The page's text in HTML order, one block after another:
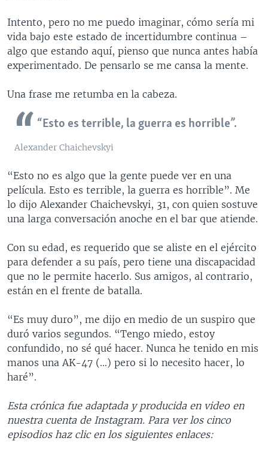
Intento, pero no me puedo imaginar, cómo sería mi
vida bajo este estado de incertidumbre continua –
algo que estando aquí, pienso que nunca antes había
experimentado. De pensarlo se me cansa la mente.
Una frase me retumba en la cabeza.
“Esto es terrible, la guerra es horrible”.
Alexander Chaichevskyi
“Esto no es algo que la gente puede ver en una
película. Esto es terrible, la guerra es horrible”. Me
lo dijo Alexander Chaichevskyi, 31, con quien sostuve
una larga conversación anoche en el bar que atiende.
Con su edad, es requerido que se aliste en el ejército
para defender a su país, pero tiene una discapacidad
que no le permite hacerlo. Sus amigos, al contrario,
están en el frente de batalla.
“Es muy duro”, me dijo en medio de un suspiro que
duró varios segundos. “Tengo miedo, estoy
confundido, no sé qué hacer. Nunca he tenido en mis
manos una AK-47 (…) pero si lo necesito hacer, lo
haré”.
Esta crónica fue adaptada y producida en video en
nuestra cuenta de Instagram. Para ver los cinco
episodios haz clic en los siguientes enlaces: